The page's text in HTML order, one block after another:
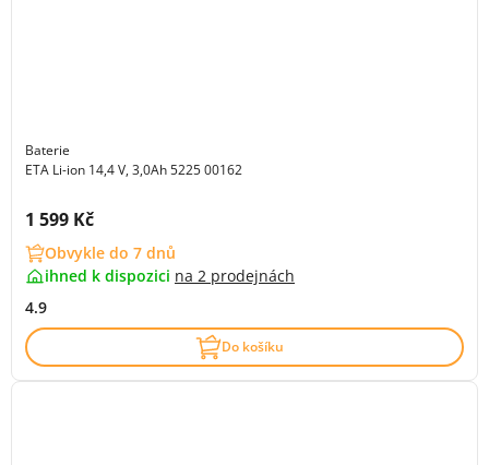
Baterie
ETA Li-ion 14,4 V, 3,0Ah 5225 00162
Cena s DPH:
1 599 Kč
Obvykle do 7 dnů
ihned k dispozici na 2 prodejnách
4.9
Do košíku